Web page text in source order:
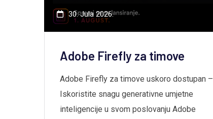
30. Jula 2026.
Adobe Firefly za timove
Adobe Firefly za timove uskoro dostupan –
Iskoristite snagu generativne umjetne
inteligencije u svom poslovanju Adobe